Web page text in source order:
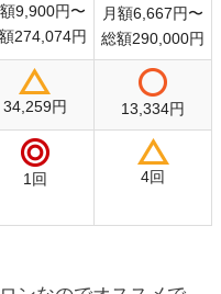
座カラー シースリー
額9,900円〜
274,074円
月額6,667円〜
総額290,000円
34,259円 13,334円
1回 4回